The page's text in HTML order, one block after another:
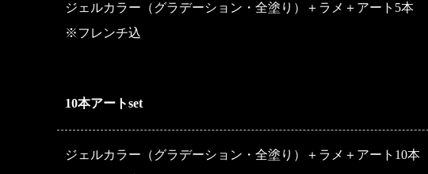
ジェルカラー（グラデーション・全塗り）＋ラメ＋アート5本
※フレンチ込
10本アートset
ジェルカラー（グラデーション・全塗り）＋ラメ＋アート10本